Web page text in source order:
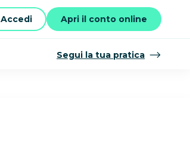
Accedi Apri il conto online
Segui la tua pratica